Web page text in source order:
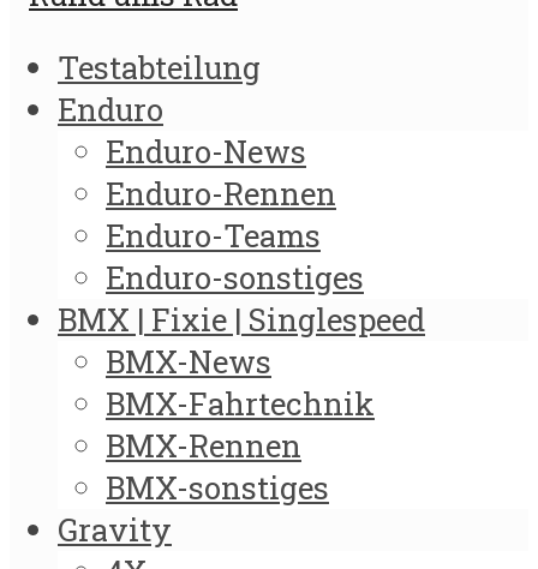
Testabteilung
Enduro
Enduro-News
Enduro-Rennen
Enduro-Teams
Enduro-sonstiges
BMX | Fixie | Singlespeed
BMX-News
BMX-Fahrtechnik
BMX-Rennen
BMX-sonstiges
Gravity